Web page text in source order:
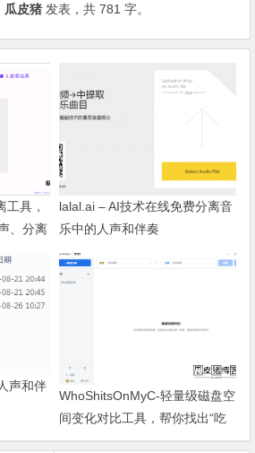
瓜皮猪 发表，共 781 字。
工具，
、分离
lalal.ai – AI技术在线免费分离音
乐中的人声和伴奏
声和伴
WhoShitsOnMyC-轻量级磁盘空
间变化对比工具，帮你找出“吃
掉”空间的罪魁祸首